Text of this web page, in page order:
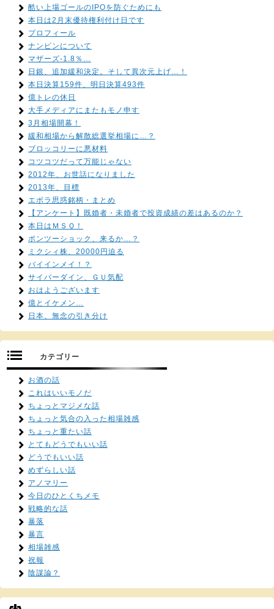
酷い上場ゴールのIPOを防ぐためにも
本日は2月末優待権利付け日です
プロフィール
ナンピンについて
マザーズ-1.8％…
日銀、追加緩和決定。そして異次元上げ…！
本日決算159件、明日決算493件
億トレの休日
大手メディアにまたもモノ申す
3月相場開幕！
緩和相場から解散総選挙相場に…？
ブロッコリーに悪材料
コツコツだって万能じゃない
2012年、お世話になりました
2013年、目標
エボラ思惑銘柄・まとめ
【アンケート】既婚者・未婚者で投資成績の差はあるのか？
本日はＭＳＱ！
ポンツーショック、来るか…？
ミクシィ株、20000円迫る
バイインメイ！？
サイバーダイン、ＧＵ気配
おはようございます
億とイケメン…
日本、無念の引き分け
カテゴリー
お酒の話
これはいいモノだ
ちょっとマジメな話
ちょっと気合の入った相場雑感
ちょっと重たい話
とてもどうでもいい話
どうでもいい話
めずらしい話
アノマリー
今日のひとくちメモ
戦略的な話
暴落
暴言
相場雑感
祝報
陰謀論？